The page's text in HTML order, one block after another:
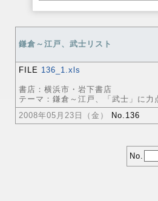
鎌倉～江戸、武士リスト
FILE 136_1.xls
書店：横浜市・岩下書店
テーマ：鎌倉～江戸、「武士」に力
2008年05月23日（金）
No.136
No.